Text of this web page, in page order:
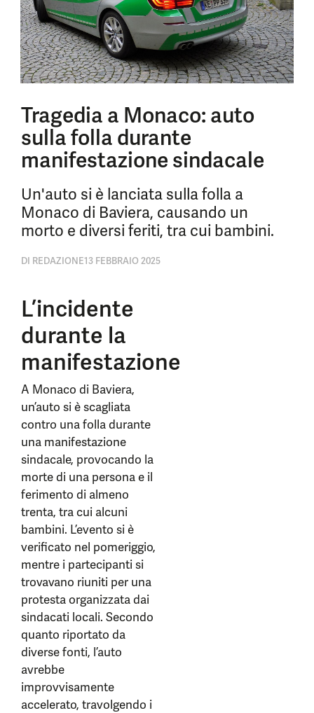
Tragedia a Monaco: auto
sulla folla durante
manifestazione sindacale
Un'auto si è lanciata sulla folla a
Monaco di Baviera, causando un
morto e diversi feriti, tra cui bambini.
DI REDAZIONE13 FEBBRAIO 2025
L’incidente
durante la
manifestazione
A Monaco di Baviera,
un’auto si è scagliata
contro una folla durante
una manifestazione
sindacale, provocando la
morte di una persona e il
ferimento di almeno
trenta, tra cui alcuni
bambini. L’evento si è
verificato nel pomeriggio,
mentre i partecipanti si
trovavano riuniti per una
protesta organizzata dai
sindacati locali. Secondo
quanto riportato da
diverse fonti, l’auto
avrebbe
improvvisamente
accelerato, travolgendo i